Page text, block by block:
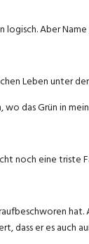
Aber Name
Leben unter
das Grün in
eine triste
dass er es auch